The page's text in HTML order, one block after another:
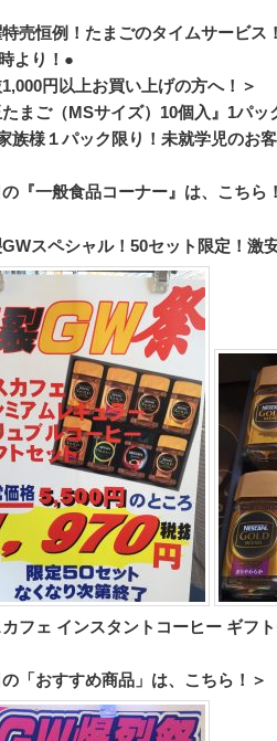
売恒例！たまごのタイムサービス
より！●
1,000円以上お買い上げの方へ！＞
たまご（MSサイズ）10個入』1パッ
族様１パック限り！未就学児のお客
『一般食品コーナー』は、こちら
GWスペシャル！50セット限定！激
カフェ インスタントコーヒー ギフ
の「おすすめ商品」は、こちら！＞